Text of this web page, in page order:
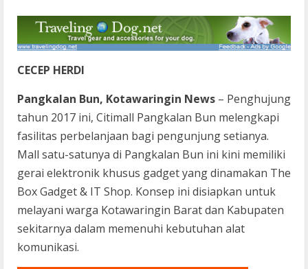
CECEP HERDI
Pangkalan Bun, Kotawaringin News – Penghujung
tahun 2017 ini, Citimall Pangkalan Bun melengkapi
fasilitas perbelanjaan bagi pengunjung setianya.
Mall satu-satunya di Pangkalan Bun ini kini memiliki
gerai elektronik khusus gadget yang dinamakan The
Box Gadget & IT Shop. Konsep ini disiapkan untuk
melayani warga Kotawaringin Barat dan Kabupaten
sekitarnya dalam memenuhi kebutuhan alat
komunikasi.